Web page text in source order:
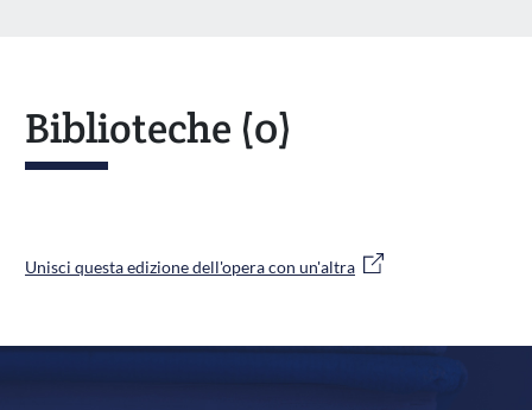
Biblioteche (0)
Unisci questa edizione dell'opera con un'altra